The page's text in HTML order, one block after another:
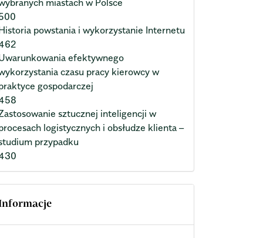
miastach w Polsce
powstania i wykorzystanie Internetu
efektywnego
czasu pracy kierowcy w
gospodarczej
sztucznej inteligencji w
logistycznych i obsłudze klienta –
przypadku